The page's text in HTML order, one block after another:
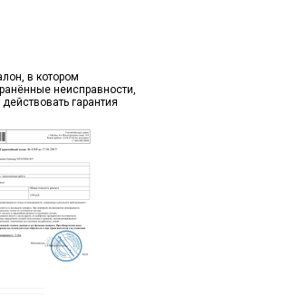
в котором
неисправности,
гарантия